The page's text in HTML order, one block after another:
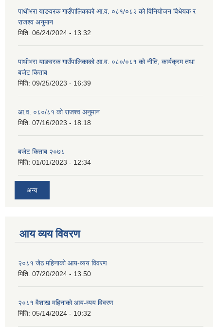
पाथीभरा याङवरक गाउँपालिकाको आ.व. ०८१/०८२ को विनियोजन विधेयक र
राजश्व अनुमान
मिति: 06/24/2024 - 13:32
पाथीभरा याङवरक गाउँपालिकाको आ.व. ०८०/०८१ को नीति, कार्यक्रम तथा
बजेट किताब
मिति: 09/25/2023 - 16:39
आ.व. ०८०/८१ को राजश्व अनुमान
मिति: 07/16/2023 - 18:18
बजेट किताब २०७८
मिति: 01/01/2023 - 12:34
अन्य
आय व्यय विवरण
२०८१ जेठ महिनाको आय-व्यय विवरण
मिति: 07/20/2024 - 13:50
२०८१ वैशाख महिनाको आय-व्यय विवरण
मिति: 05/14/2024 - 10:32